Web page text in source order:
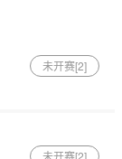
未开赛[2]
未开赛[2]